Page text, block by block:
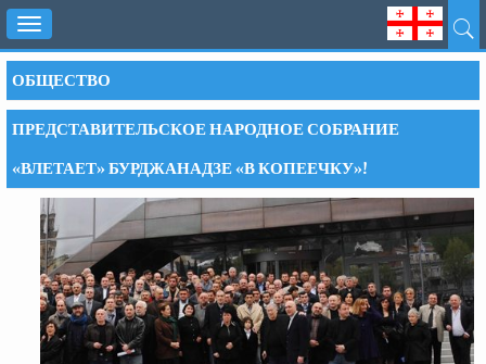
Toggle
navigation
ОБЩЕСТВО
ПРЕДСТАВИТЕЛЬСКОЕ НАРОДНОЕ СОБРАНИЕ
«ВЛЕТАЕТ» БУРДЖАНАДЗЕ «В КОПЕЕЧКУ»!